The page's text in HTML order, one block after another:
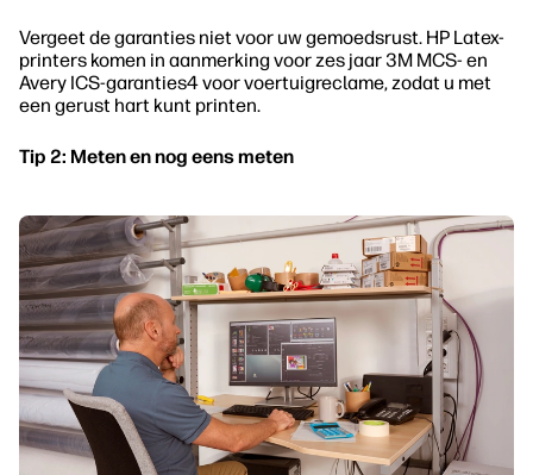
Vergeet de garanties niet voor uw gemoedsrust. HP Latex-
printers komen in aanmerking voor zes jaar 3M MCS- en
Avery ICS-garanties4 voor voertuigreclame, zodat u met
een gerust hart kunt printen.
Tip 2: Meten en nog eens meten